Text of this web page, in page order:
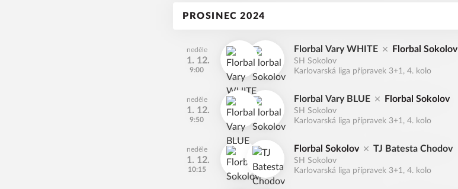
PROSINEC 2024
neděle
1. 12.
9:00
Florbal Vary WHITE Florbal Sokolov
SH Sokolov
Karlovarská liga přípravek 3+1, 4. kolo
neděle
1. 12.
9:50
Florbal Vary BLUE Florbal Sokolov
SH Sokolov
Karlovarská liga přípravek 3+1, 4. kolo
neděle
1. 12.
10:15
Florbal Sokolov TJ Batesta Chodov
SH Sokolov
Karlovarská liga přípravek 3+1, 4. kolo